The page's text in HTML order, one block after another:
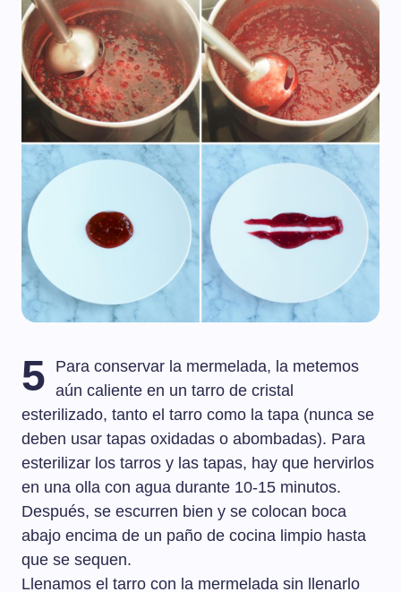
5
Para conservar la mermelada, la metemos
aún caliente en un tarro de cristal
esterilizado, tanto el tarro como la tapa (nunca se
deben usar tapas oxidadas o abombadas). Para
esterilizar los tarros y las tapas, hay que hervirlos
en una olla con agua durante 10-15 minutos.
Después, se escurren bien y se colocan boca
abajo encima de un paño de cocina limpio hasta
que se sequen.
Llenamos el tarro con la mermelada sin llenarlo